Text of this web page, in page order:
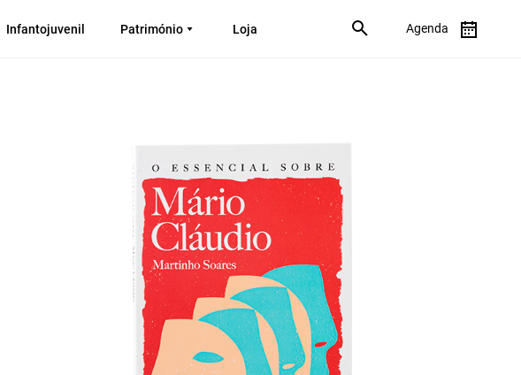
Infantojuvenil Património Loja Agenda